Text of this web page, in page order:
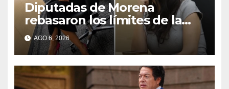
Diputadas de Morena
rebasaron los límites de la
libertad de expresión: CNDH
AGO 6, 2026